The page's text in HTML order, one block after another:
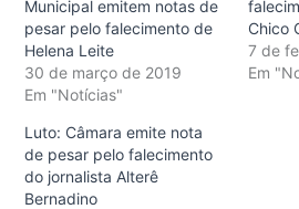
Municipal emitem notas de
pesar pelo falecimento de
Helena Leite
30 de março de 2019
Em "Notícias"
Chico
7 de
Em
Luto: Câmara emite nota
de pesar pelo falecimento
do jornalista Alterê
Bernadino